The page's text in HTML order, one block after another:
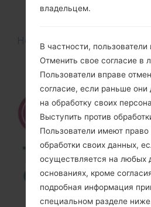
How to Flash Stock
using LG
владельцем.
В частности,
Отменить свое согласие в
Пользователи вправе
согласие, если раньше они
на обработку своих
Выступить против
Пользователи имеют право
обработки своих данных,
осуществляется на любых
основаниях, кроме
подробная информация
специальном разделе